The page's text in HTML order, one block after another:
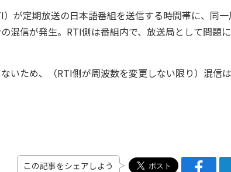
が定期放送の日本語番組を送信する時間帯に、同
混信が発生。RTI側は番組内で、放送局として問題
いため、（RTI側が周波数を変更しない限り）混信
この記事をシェアしよう